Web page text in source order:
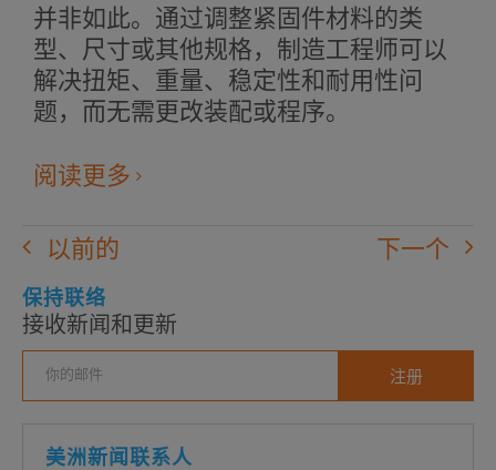
并非如此。通过调整紧固件材料的类
型、尺寸或其他规格，制造工程师可以
解决扭矩、重量、稳定性和耐用性问
题，而无需更改装配或程序。
阅读更多在
打
网
以前的 下一个
保持联络
接收新闻和更新
美洲新闻联系人